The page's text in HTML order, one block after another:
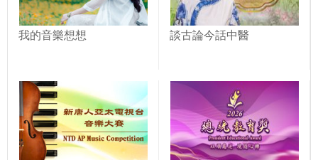
我的音樂想想 談古論今話中醫